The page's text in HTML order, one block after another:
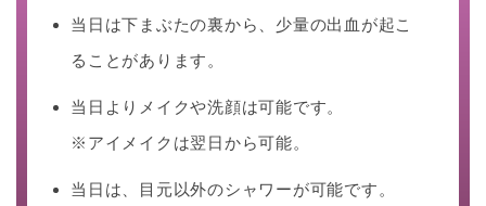
当日は下まぶたの裏から、少量の出血が起こ
ることがあります。
当日よりメイクや洗顔は可能です。
※アイメイクは翌日から可能。
当日は、目元以外のシャワーが可能です。